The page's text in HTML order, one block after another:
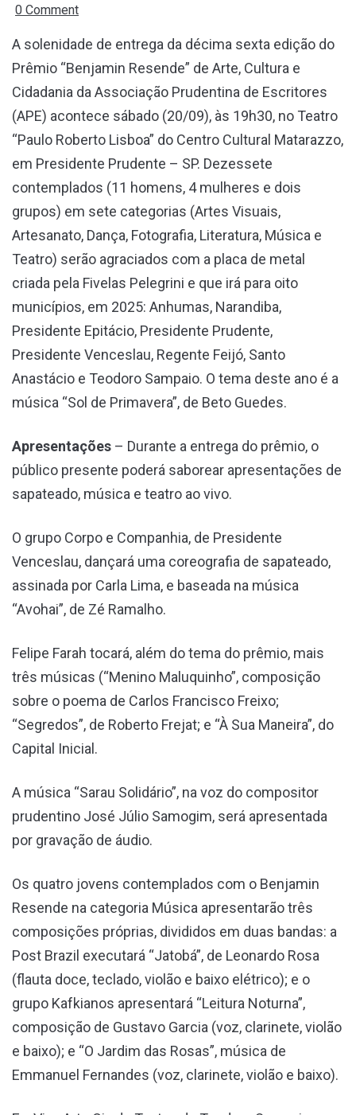
0 Comment
A solenidade de entrega da décima sexta edição do
Prêmio “Benjamin Resende” de Arte, Cultura e
Cidadania da Associação Prudentina de Escritores
(APE) acontece sábado (20/09), às 19h30, no Teatro
“Paulo Roberto Lisboa” do Centro Cultural Matarazzo,
em Presidente Prudente – SP. Dezessete
contemplados (11 homens, 4 mulheres e dois
grupos) em sete categorias (Artes Visuais,
Artesanato, Dança, Fotografia, Literatura, Música e
Teatro) serão agraciados com a placa de metal
criada pela Fivelas Pelegrini e que irá para oito
municípios, em 2025: Anhumas, Narandiba,
Presidente Epitácio, Presidente Prudente,
Presidente Venceslau, Regente Feijó, Santo
Anastácio e Teodoro Sampaio. O tema deste ano é a
música “Sol de Primavera”, de Beto Guedes.
Apresentações – Durante a entrega do prêmio, o
público presente poderá saborear apresentações de
sapateado, música e teatro ao vivo.
O grupo Corpo e Companhia, de Presidente
Venceslau, dançará uma coreografia de sapateado,
assinada por Carla Lima, e baseada na música
“Avohai”, de Zé Ramalho.
Felipe Farah tocará, além do tema do prêmio, mais
três músicas (“Menino Maluquinho”, composição
sobre o poema de Carlos Francisco Freixo;
“Segredos”, de Roberto Frejat; e “À Sua Maneira”, do
Capital Inicial.
A música “Sarau Solidário”, na voz do compositor
prudentino José Júlio Samogim, será apresentada
por gravação de áudio.
Os quatro jovens contemplados com o Benjamin
Resende na categoria Música apresentarão três
composições próprias, divididos em duas bandas: a
Post Brazil executará “Jatobá”, de Leonardo Rosa
(flauta doce, teclado, violão e baixo elétrico); e o
grupo Kafkianos apresentará “Leitura Noturna”,
composição de Gustavo Garcia (voz, clarinete, violão
e baixo); e “O Jardim das Rosas”, música de
Emmanuel Fernandes (voz, clarinete, violão e baixo).